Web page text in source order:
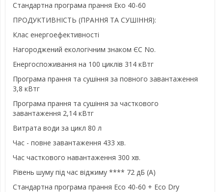
Стандартна програма прання Еко 40-60
ПРОДУКТИВНІСТЬ (ПРАННЯ ТА СУШІННЯ):
Клас енергоефективності
Нагороджений екологічним знаком ЄС No.
Енергоспоживання на 100 циклів 314 кВтг
Програма прання та сушіння за повного завантаження
3,8 кВтг
Програма прання та сушіння за часткового
завантаження 2,14 кВтг
Витрата води за цикл 80 л
Час - повне завантаження 433 хв.
Час часткового навантаження 300 хв.
Рівень шуму під час віджиму **** 72 дБ (А)
Стандартна програма прання Eco 40-60 + Eco Dry